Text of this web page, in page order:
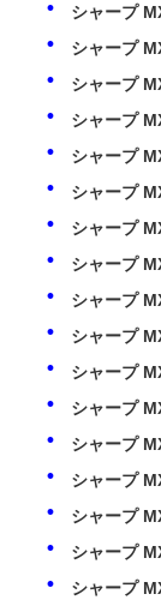
リコー トナ
シャープチ
印刷機とコ
ドラム＆フ
トナーカー
パントムチ
シャープ
シャープ
シャープ
シャープ
シャープ
シャープ
シャープ
シャープ
シャープ
シャープ
シャープ
シャープ
シャープ
シャープ
シャープ
シャープ
シャープ